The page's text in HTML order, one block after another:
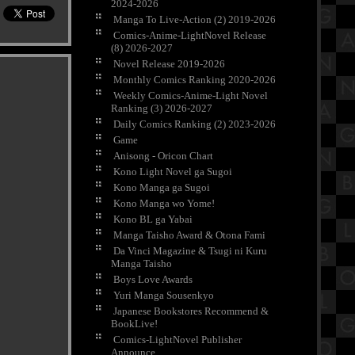
2024-2026
Manga To Live-Action (2) 2019-2026
Comics-Anime-LightNovel Release
(8) 2026-2027
Novel Release 2019-2026
Monthly Comics Ranking 2020-2026
Weekly Comics-Anime-Light Novel
Ranking (3) 2026-2027
Daily Comics Ranking (2) 2023-2026
Game
Anisong - Oricon Chart
Kono Light Novel ga Sugoi
Kono Manga ga Sugoi
Kono Manga wo Yome!
Kono BL ga Yabai
Manga Taisho Award & Otona Fami
Da Vinci Magazine & Tsugi ni Kuru
Manga Taisho
Boys Love Awards
Yuri Manga Sousenkyo
Japanese Bookstores Recommend &
BookLive!
Comics-LightNovel Publisher
Announce